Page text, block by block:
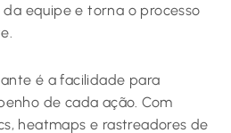
equipe e torna o processo
é a facilidade para
de cada ação. Com
heatmaps e rastreadores de